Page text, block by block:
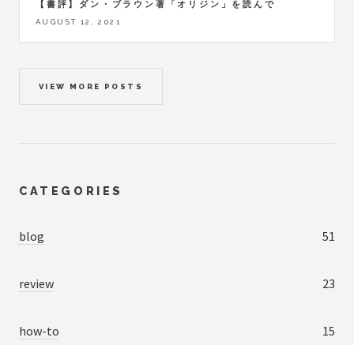
【書評】ダン・ブラウン著「オリジン」を読んで
AUGUST 12, 2021
VIEW MORE POSTS
CATEGORIES
blog 51
review 23
how-to 15